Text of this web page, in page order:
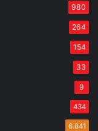
980
264
154
33
9
434
6.841